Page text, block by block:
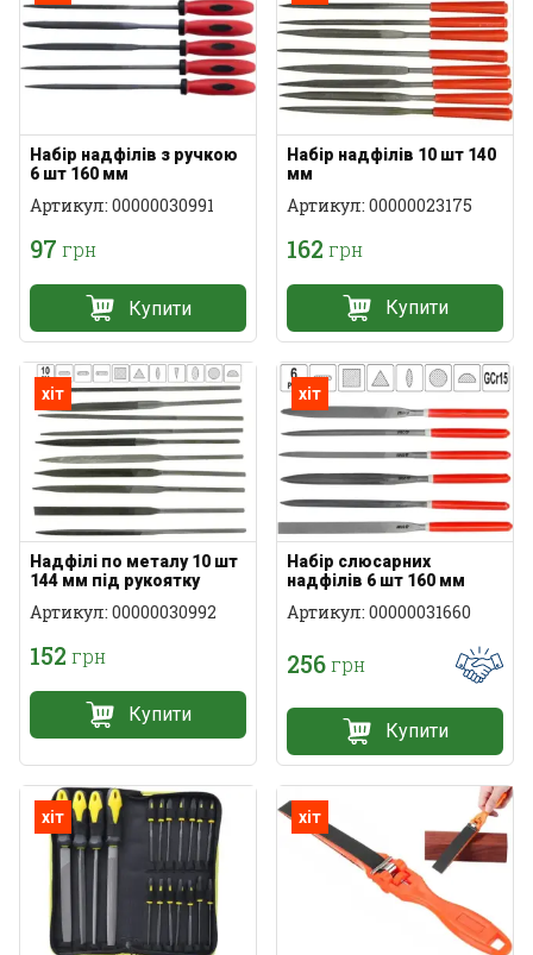
Набір надфілів з ручкою
6 шт 160 мм
Артикул: 00000030991
97 грн
Купити
Набір надфілів 10 шт 140
мм
Артикул: 00000023175
162 грн
Купити
хіт
Надфілі по металу 10 шт
144 мм під рукоятку
Артикул: 00000030992
152 грн
Купити
хіт
Набір слюсарних
надфілів 6 шт 160 мм
Артикул: 00000031660
256грн
Купити
хіт хіт